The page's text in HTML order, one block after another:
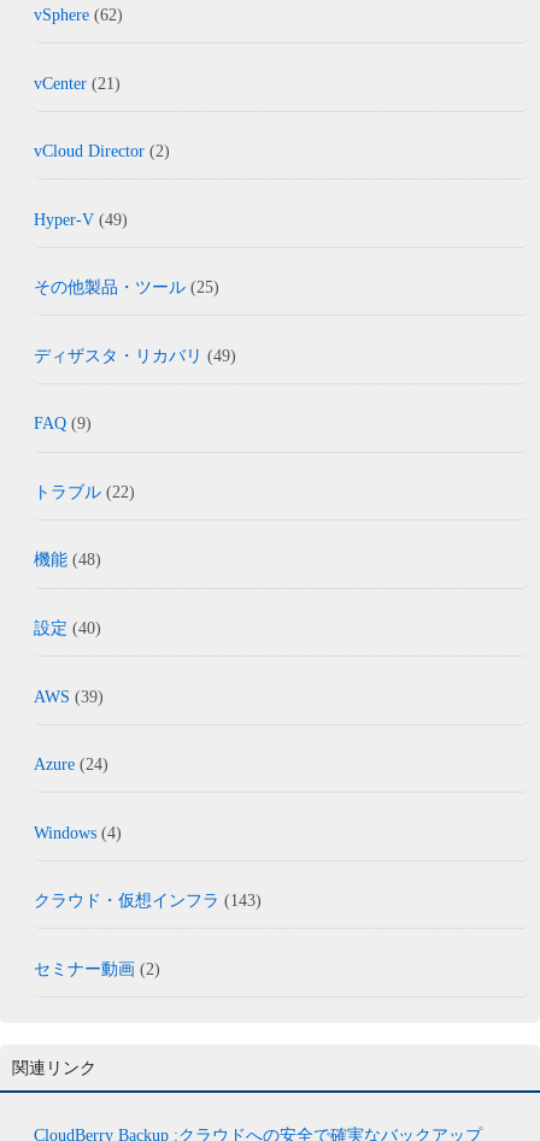
vSphere (62)
vCenter (21)
vCloud Director (2)
Hyper-V (49)
その他製品・ツール (25)
ディザスタ・リカバリ (49)
FAQ (9)
トラブル (22)
機能 (48)
設定 (40)
AWS (39)
Azure (24)
Windows (4)
クラウド・仮想インフラ (143)
セミナー動画 (2)
関連リンク
CloudBerry Backup :クラウドへの安全で確実なバックアップ